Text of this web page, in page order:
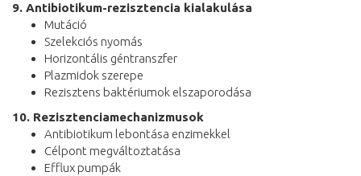
9. Antibiotikum-rezisztencia kialakulása
Mutáció
Szelekciós nyomás
Horizontális géntranszfer
Plazmidok szerepe
Rezisztens baktériumok elszaporodása
10. Rezisztenciamechanizmusok
Antibiotikum lebontása enzimekkel
Célpont megváltoztatása
Efflux pumpák